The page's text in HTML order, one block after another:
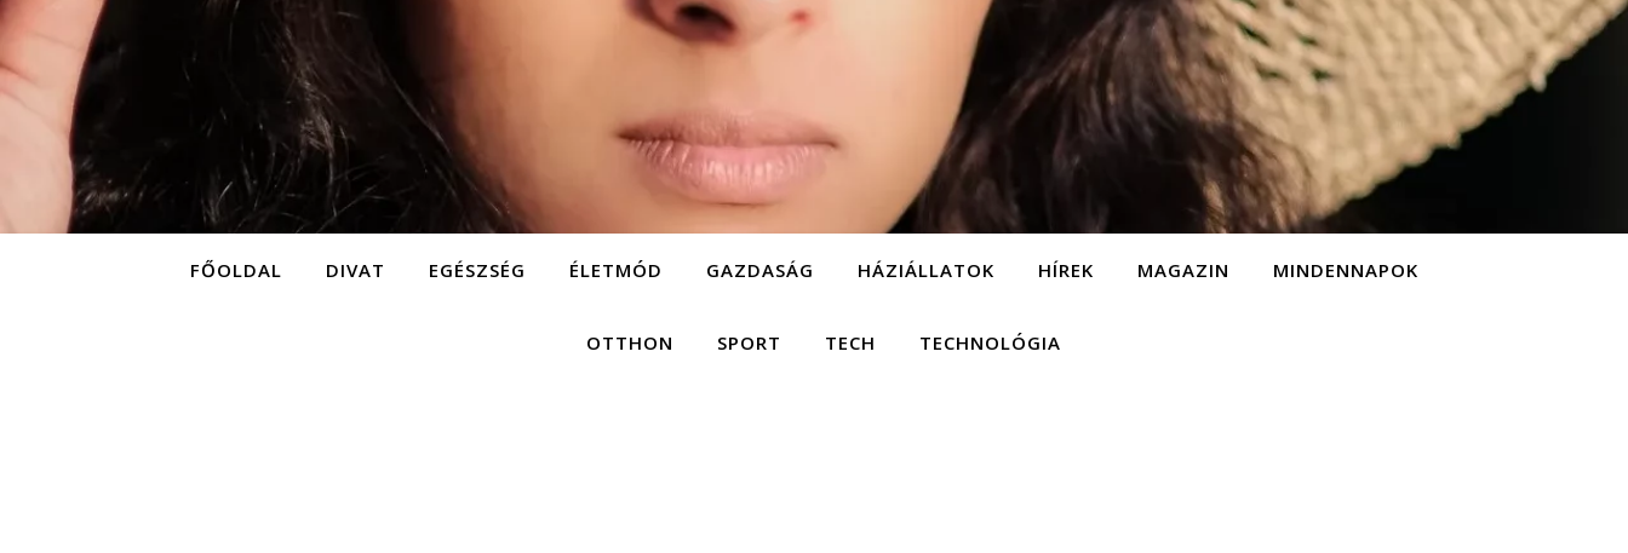
FŐOLDAL DIVAT EGÉSZSÉG ÉLETMÓD GAZDASÁG HÁZIÁLLATOK HÍREK MAGAZIN MINDENNAPOK
OTTHON SPORT TECH TECHNOLÓGIA